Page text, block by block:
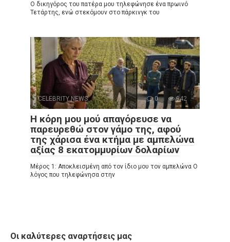
Ο δικηγόρος του πατέρα μου τηλεφώνησε ένα πρωινό
Τετάρτης, ενώ στεκόμουν στο πάρκινγκ του
CELEBRITY NEWS 0 942
Η κόρη μου μού απαγόρευσε να
παρευρεθώ στον γάμο της, αφού
της χάρισα ένα κτήμα με αμπελώνα
αξίας 8 εκατομμυρίων δολαρίων
Μέρος 1: Αποκλεισμένη από τον ίδιο μου τον αμπελώνα Ο
λόγος που τηλεφώνησα στην
Οι καλύτερες αναρτήσεις μας